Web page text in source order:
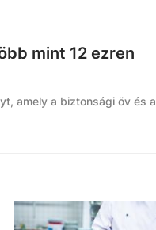
mint 12 ezren
amely a biztonsági öv és a